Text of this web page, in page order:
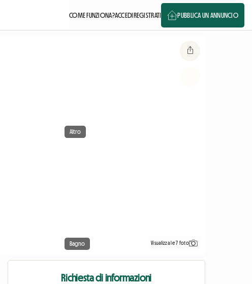
COME FUNZIONA?ACCEDIREGISTRATI PUBBLICA UN ANNUNCIO
Altro
Bagno Visualizza le 7 foto
Richiesta di informazioni